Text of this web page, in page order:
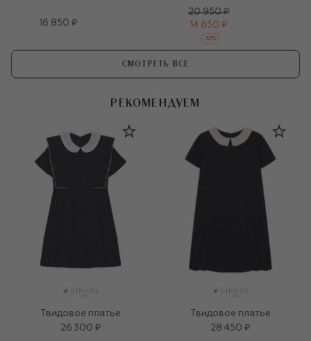
16 850 ₽
20 950 ₽
14 650 ₽
-30%
СМОТРЕТЬ ВСЕ
РЕКОМЕНДУЕМ
Твидовое платье
26 300 ₽
Твидовое платье
28 450 ₽